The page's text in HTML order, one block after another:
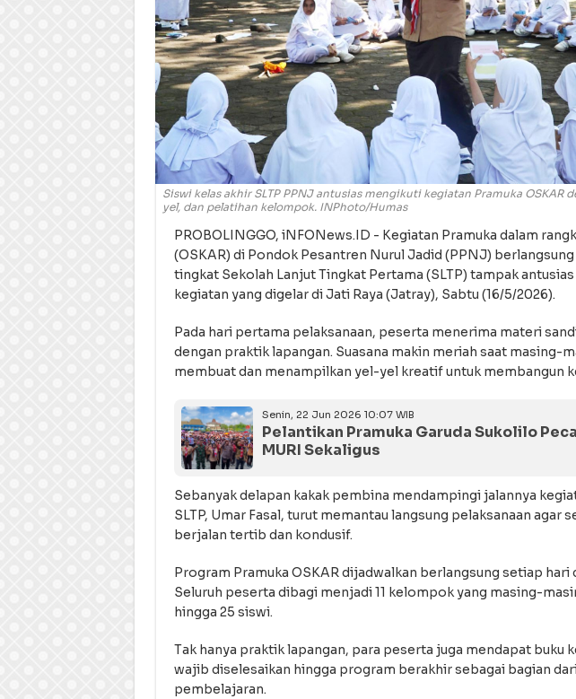
Siswi kelas akhir SLTP PPNJ antusias mengikuti kegiatan Pramuka OSKAR
yel, dan pelatihan kelompok. INPhoto/Humas
PROBOLINGGO, iNFONews.ID - Kegiatan Pramuka dalam
(OSKAR) di Pondok Pesantren Nurul Jadid (PPNJ)
tingkat Sekolah Lanjut Tingkat Pertama (SLTP) tampak
kegiatan yang digelar di Jati Raya (Jatray), Sabtu (16/5/2026).
Pada hari pertama pelaksanaan, peserta menerima materi
dengan praktik lapangan. Suasana makin meriah saat masing-
membuat dan menampilkan yel-yel kreatif untuk membangun
Senin, 22 Jun 2026 10:07 WIB
Pelantikan Pramuka Garuda Sukolilo
MURI Sekaligus
Sebanyak delapan kakak pembina mendampingi jalannya
SLTP, Umar Fasal, turut memantau langsung pelaksanaan agar
berjalan tertib dan kondusif.
Program Pramuka OSKAR dijadwalkan berlangsung setiap
Seluruh peserta dibagi menjadi 11 kelompok yang masing-
hingga 25 siswi.
Tak hanya praktik lapangan, para peserta juga mendapat buku
wajib diselesaikan hingga program berakhir sebagai bagian
pembelajaran.